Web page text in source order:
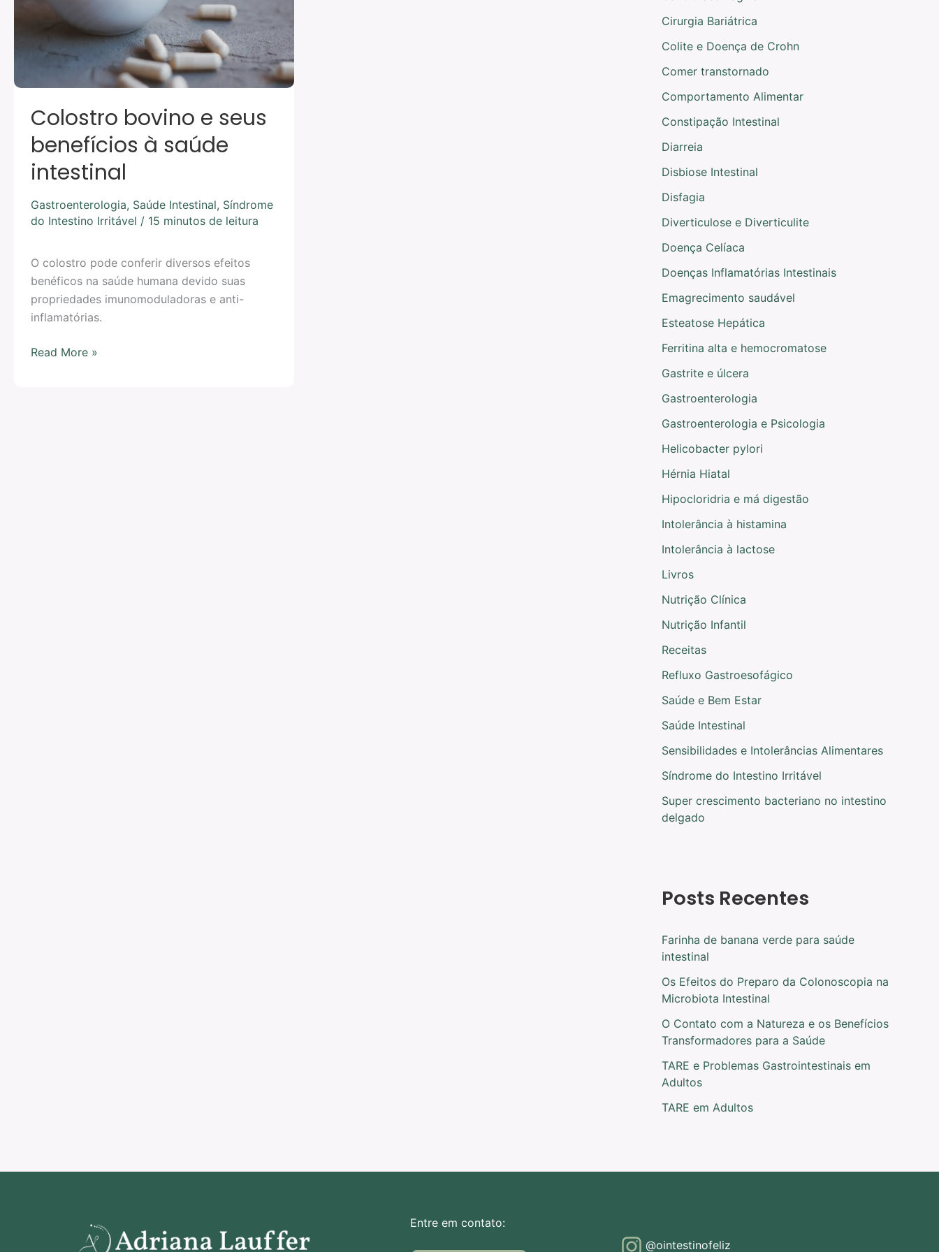
Colostro bovino e seus
benefícios à saúde
intestinal
Gastroenterologia, Saúde Intestinal, Síndrome
do Intestino Irritável / 15 minutos de leitura
O colostro pode conferir diversos efeitos
benéficos na saúde humana devido suas
propriedades imunomoduladoras e anti-
inflamatórias.
saúde
intestinal
Read More »
Cirurgia Bariátrica
Colite e Doença de Crohn
Comer transtornado
Comportamento Alimentar
Constipação Intestinal
Diarreia
Disbiose Intestinal
Disfagia
Diverticulose e Diverticulite
Doença Celíaca
Doenças Inflamatórias Intestinais
Emagrecimento saudável
Esteatose Hepática
Ferritina alta e hemocromatose
Gastrite e úlcera
Gastroenterologia
Gastroenterologia e Psicologia
Helicobacter pylori
Hérnia Hiatal
Hipocloridria e má digestão
Intolerância à histamina
Intolerância à lactose
Livros
Nutrição Clínica
Nutrição Infantil
Receitas
Refluxo Gastroesofágico
Saúde e Bem Estar
Saúde Intestinal
Sensibilidades e Intolerâncias Alimentares
Síndrome do Intestino Irritável
Super crescimento bacteriano no intestino
delgado
Posts Recentes
Farinha de banana verde para saúde
intestinal
Os Efeitos do Preparo da Colonoscopia na
Microbiota Intestinal
O Contato com a Natureza e os Benefícios
Transformadores para a Saúde
TARE e Problemas Gastrointestinais em
Adultos
TARE em Adultos
Entre em contato:
@ointestinofeliz